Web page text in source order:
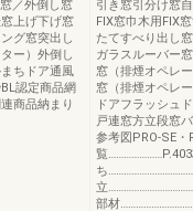
／外倒し窓
上げ下げ窓
グ窓突出し
ー）外倒し
ちドア通風
認定商品網
商品納まり
引き窓引分け窓
FIX窓巾木用FIX
たてすべり出し
ガラスルーバー
窓（排煙オペレ
窓（排煙オペレ
ドアフラッシュ
戸連窓方立段窓
参考図PRO-SE
覧
ち
立
部材